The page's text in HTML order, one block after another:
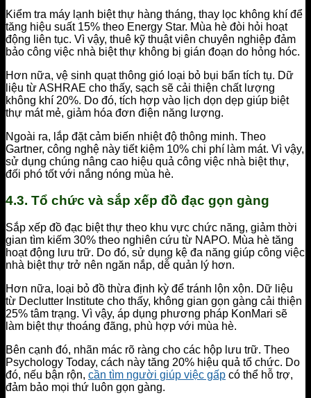
Kiểm tra máy lạnh biệt thự hàng tháng, thay lọc không khí để
tăng hiệu suất 15% theo Energy Star. Mùa hè đòi hỏi hoạt
động liên tục. Vì vậy, thuê kỹ thuật viên chuyên nghiệp đảm
bảo công việc nhà biệt thự không bị gián đoạn do hỏng hóc.
Hơn nữa, vệ sinh quạt thông gió loại bỏ bụi bẩn tích tụ. Dữ
liệu từ ASHRAE cho thấy, sạch sẽ cải thiện chất lượng
không khí 20%. Do đó, tích hợp vào lịch dọn dẹp giúp biệt
thự mát mẻ, giảm hóa đơn điện năng lượng.
Ngoài ra, lắp đặt cảm biến nhiệt độ thông minh. Theo
Gartner, công nghệ này tiết kiệm 10% chi phí làm mát. Vì vậy,
sử dụng chúng nâng cao hiệu quả công việc nhà biệt thự,
đối phó tốt với nắng nóng mùa hè.
4.3. Tổ chức và sắp xếp đồ đạc gọn gàng
Sắp xếp đồ đạc biệt thự theo khu vực chức năng, giảm thời
gian tìm kiếm 30% theo nghiên cứu từ NAPO. Mùa hè tăng
hoạt động lưu trữ. Do đó, sử dụng kệ đa năng giúp công việc
nhà biệt thự trở nên ngăn nắp, dễ quản lý hơn.
Hơn nữa, loại bỏ đồ thừa định kỳ để tránh lộn xộn. Dữ liệu
từ Declutter Institute cho thấy, không gian gọn gàng cải thiện
25% tâm trạng. Vì vậy, áp dụng phương pháp KonMari sẽ
làm biệt thự thoáng đãng, phù hợp với mùa hè.
Bên cạnh đó, nhãn mác rõ ràng cho các hộp lưu trữ. Theo
Psychology Today, cách này tăng 20% hiệu quả tổ chức. Do
đó, nếu bận rộn, cần tìm người giúp việc gấp có thể hỗ trợ,
đảm bảo mọi thứ luôn gọn gàng.